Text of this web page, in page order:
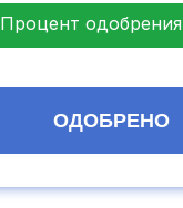
Процент одобрения
ПОЛУЧИТЬ